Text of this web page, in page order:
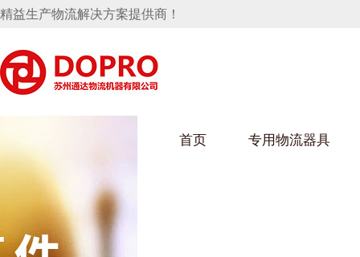
精益生产物流解决方案提供商！
首页 专用物流器具
麻豆天美在线观看架
手推车
藏式马桶水箱支架
汽车行业